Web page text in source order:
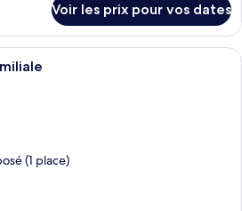
Voir les prix pour vos dates
Une chambre de dortoir équipée de
(1 place)